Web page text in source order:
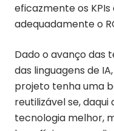
eficazmente os
adequadamente o
Dado o avanço das
das linguagens de
projeto tenha uma
reutilizável se, daqui
tecnologia melhor,